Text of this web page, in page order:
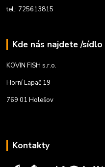
tel.: 725613815
Kde nás najdete /
KOVIN FISH s.r.o.
Horní Lapač 19
769 01 Holešov
Kontakty